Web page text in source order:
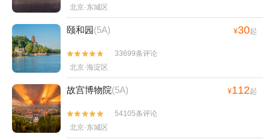
北京·东城区
颐和园(5A) ¥30起


33699条评论
北京·海淀区
故宫博物院(5A) ¥112起


54105条评论
北京·东城区